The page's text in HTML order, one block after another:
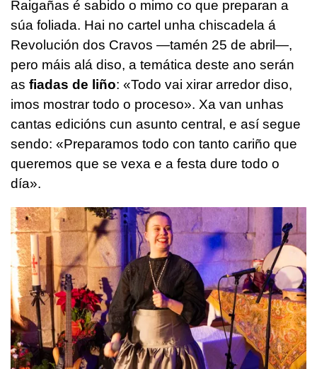
Raigañas é sabido o mimo co que preparan a
súa foliada. Hai no cartel unha chiscadela á
Revolución dos Cravos —tamén 25 de abril—,
pero máis alá diso, a temática deste ano serán
as fiadas de liño: «Todo vai xirar arredor diso,
imos mostrar todo o proceso». Xa van unhas
cantas edicións cun asunto central, e así segue
sendo: «Preparamos todo con tanto cariño que
queremos que se vexa e a festa dure todo o
día».